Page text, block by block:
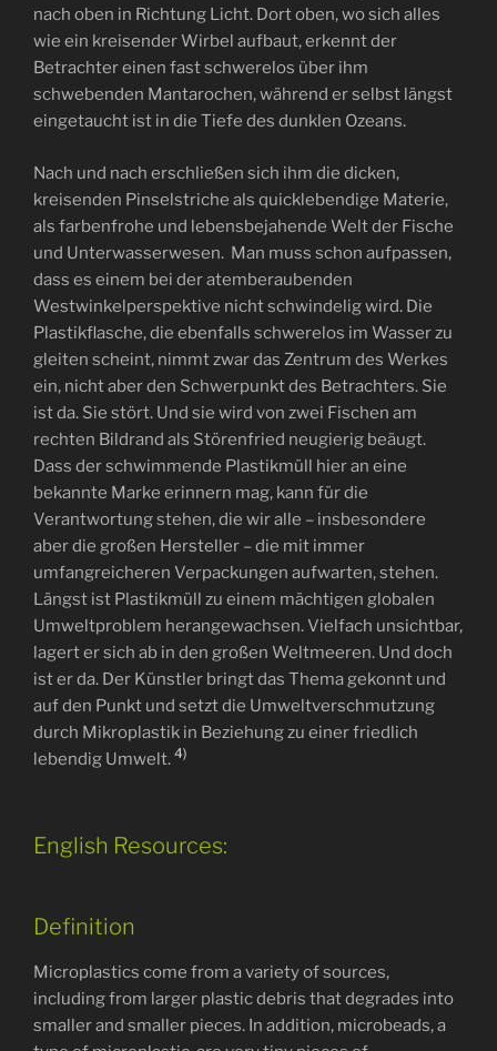
nach oben in Richtung Licht. Dort oben, wo sich alles
wie ein kreisender Wirbel aufbaut, erkennt der
Betrachter einen fast schwerelos über ihm
schwebenden Mantarochen, während er selbst längst
eingetaucht ist in die Tiefe des dunklen Ozeans.
Nach und nach erschließen sich ihm die dicken,
kreisenden Pinselstriche als quicklebendige Materie,
als farbenfrohe und lebensbejahende Welt der Fische
und Unterwasserwesen. Man muss schon aufpassen,
dass es einem bei der atemberaubenden
Westwinkelperspektive nicht schwindelig wird. Die
Plastikflasche, die ebenfalls schwerelos im Wasser zu
gleiten scheint, nimmt zwar das Zentrum des Werkes
ein, nicht aber den Schwerpunkt des Betrachters. Sie
ist da. Sie stört. Und sie wird von zwei Fischen am
rechten Bildrand als Störenfried neugierig beäugt.
Dass der schwimmende Plastikmüll hier an eine
bekannte Marke erinnern mag, kann für die
Verantwortung stehen, die wir alle – insbesondere
aber die großen Hersteller – die mit immer
umfangreicheren Verpackungen aufwarten, stehen.
Längst ist Plastikmüll zu einem mächtigen globalen
Umweltproblem herangewachsen. Vielfach unsichtbar,
lagert er sich ab in den großen Weltmeeren. Und doch
ist er da. Der Künstler bringt das Thema gekonnt und
auf den Punkt und setzt die Umweltverschmutzung
durch Mikroplastik in Beziehung zu einer friedlich
lebendig Umwelt. 4)
English Resources:
Definition
Microplastics come from a variety of sources,
including from larger plastic debris that degrades into
smaller and smaller pieces. In addition, microbeads, a